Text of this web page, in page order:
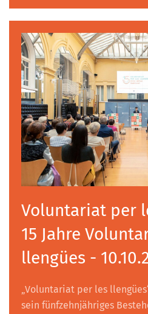
Voluntariat per
15 Jahre
llengües -
„Voluntariat per les
sein fünfzehnjähriges